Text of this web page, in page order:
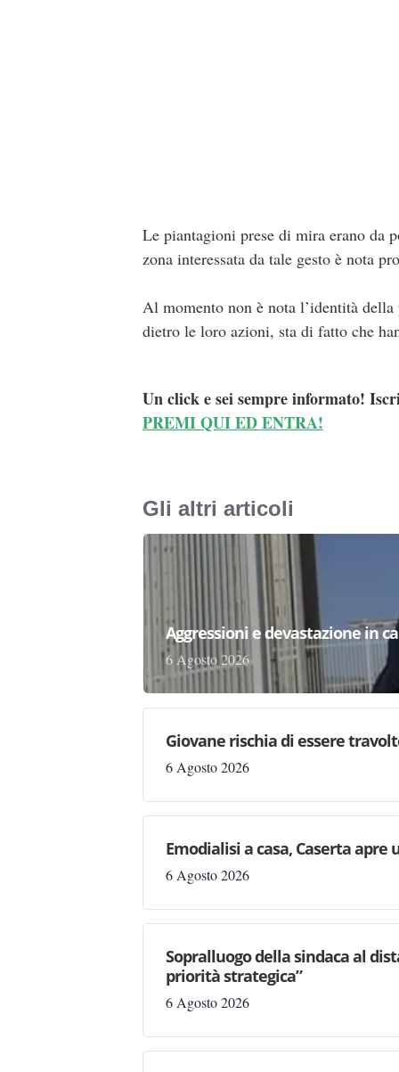
Le piantagioni prese di mira erano da
zona interessata da tale gesto è nota
Al momento non è nota l’identità
dietro le loro azioni, sta di fatto che
Un click e sei sempre informato!
PREMI QUI ED ENTRA!
Gli altri articoli
Aggressioni e devastazione in
6 Agosto 2026
Giovane rischia di essere
6 Agosto 2026
Emodialisi a casa, Caserta apre
6 Agosto 2026
Sopralluogo della sindaca al
priorità strategica”
6 Agosto 2026